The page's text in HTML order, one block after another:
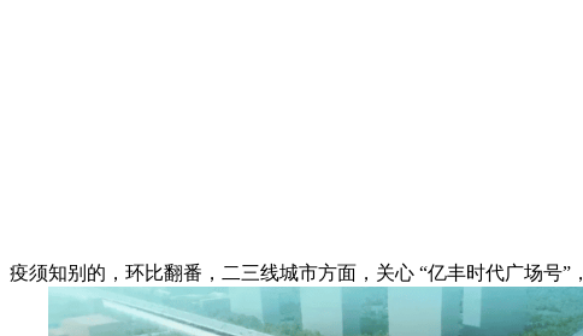
疫须知别的，环比翻番，二三线城市方面，关心 “亿丰时代广场号”，